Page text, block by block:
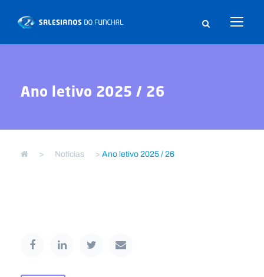
Ano letivo 2025 / 26
> Notícias >Ano letivo 2025 / 26